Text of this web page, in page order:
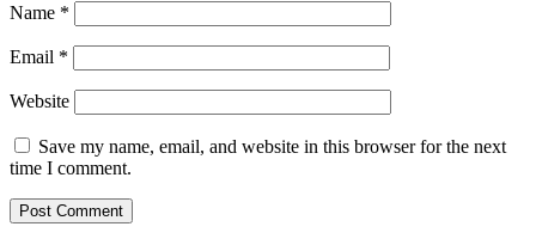
Name *
Email *
Website
Save my name, email, and website in this browser for the next
time I comment.